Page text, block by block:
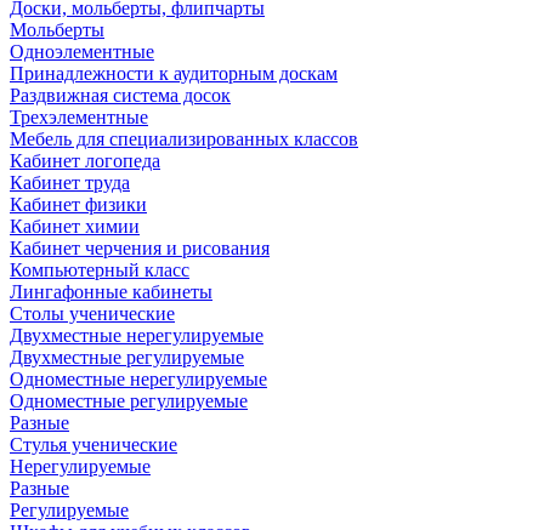
Доски, мольберты, флипчарты
Мольберты
Одноэлементные
Принадлежности к аудиторным доскам
Раздвижная система досок
Трехэлементные
Мебель для специализированных классов
Кабинет логопеда
Кабинет труда
Кабинет физики
Кабинет химии
Кабинет черчения и рисования
Компьютерный класс
Лингафонные кабинеты
Столы ученические
Двухместные нерегулируемые
Двухместные регулируемые
Одноместные нерегулируемые
Одноместные регулируемые
Разные
Стулья ученические
Нерегулируемые
Разные
Регулируемые